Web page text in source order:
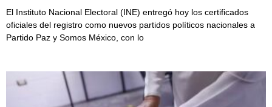
El Instituto Nacional Electoral (INE) entregó hoy los certificados
oficiales del registro como nuevos partidos políticos nacionales a
Partido Paz y Somos México, con lo